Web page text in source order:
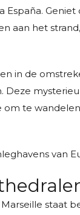
aan het
in de
te
van
staat